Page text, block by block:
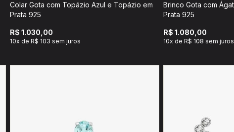
Colar Gota com Topázio Azul e Topázio em
Prata 925
R$ 1.030,00
10x de R$ 103 sem juros
Brinco Gota com
Prata 925
R$ 1.080,00
10x de R$ 108 sem juros